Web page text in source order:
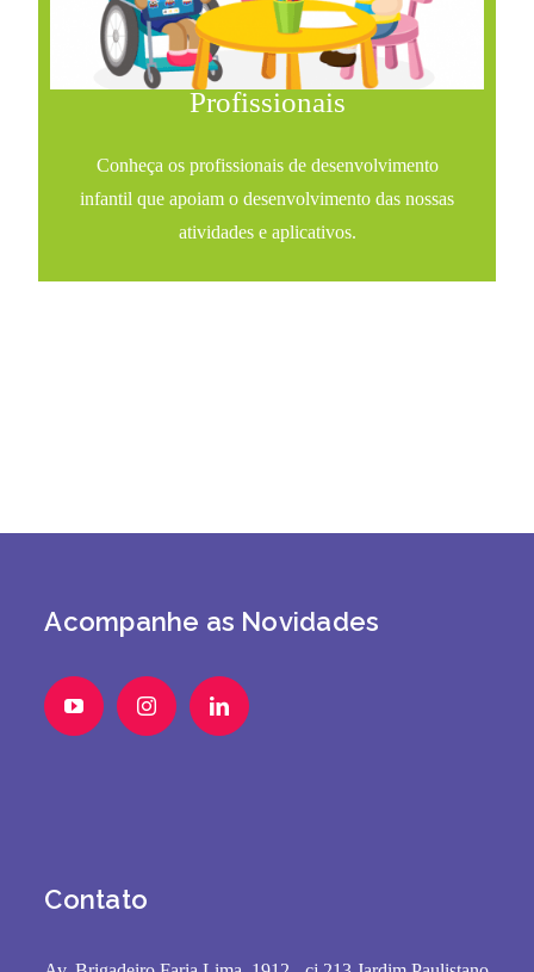
Profissionais
Conheça os profissionais de desenvolvimento
infantil que apoiam o desenvolvimento das nossas
atividades e aplicativos.
Acompanhe as Novidades
Contato